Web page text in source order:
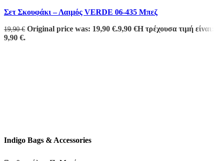
Σετ Σκουφάκι – Λαιμός VERDE 06-435 Μπεζ
19,90€ Original price was: 19,90 €.9,90 €Η τρέχουσα τιμή είναι:
9,90 €.
Indigo Bags & Accessories